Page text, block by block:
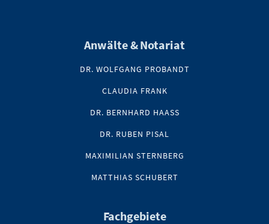
Anwälte & Notariat
DR. WOLFGANG PROBANDT
CLAUDIA FRANK
DR. BERNHARD HAASS
DR. RUBEN PISAL
MAXIMILIAN STERNBERG
MATTHIAS SCHUBERT
Fachgebiete